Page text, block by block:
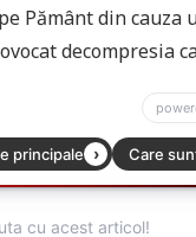
Pământ din cauza
decompresia